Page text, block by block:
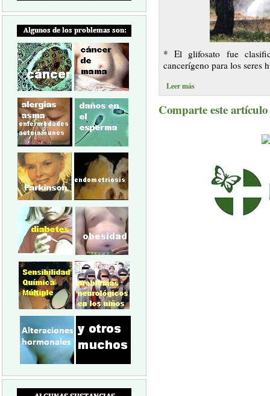
* El glifosato fue
cancerígeno para los seres
Leer más
Comparte este artículo